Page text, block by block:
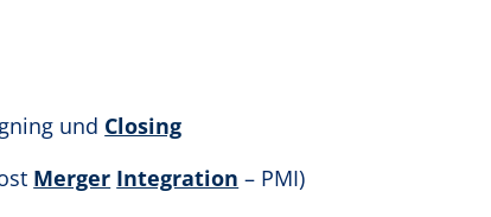
und Closing
Merger Integration – PMI)